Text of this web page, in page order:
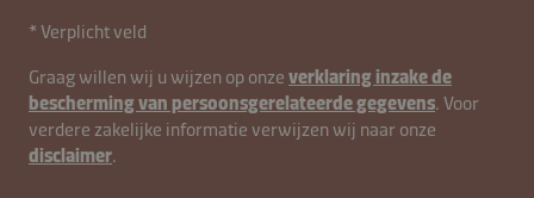
* Verplicht veld
Graag willen wij u wijzen op onze verklaring inzake de
bescherming van persoonsgerelateerde gegevens. Voor
verdere zakelijke informatie verwijzen wij naar onze
disclaimer.